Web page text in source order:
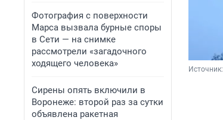
Фотография с поверхности
Марса вызвала бурные споры
в Сети — на снимке
рассмотрели «загадочного
ходящего человека»
Сирены опять включили в
Воронеже: второй раз за сутки
объявлена ракетная
Источник: